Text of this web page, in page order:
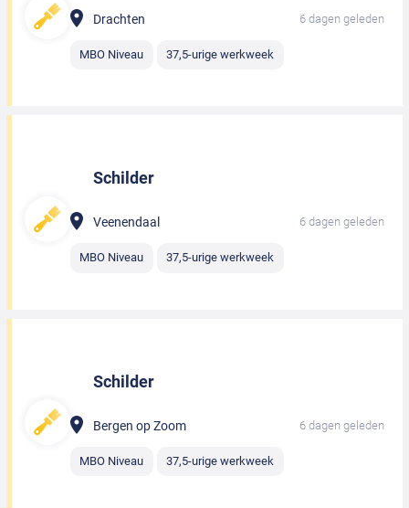
Drachten 6 dagen geleden
MBO Niveau 37,5-urige werkweek
Schilder
Veenendaal 6 dagen geleden
MBO Niveau 37,5-urige werkweek
Schilder
Bergen op Zoom 6 dagen geleden
MBO Niveau 37,5-urige werkweek